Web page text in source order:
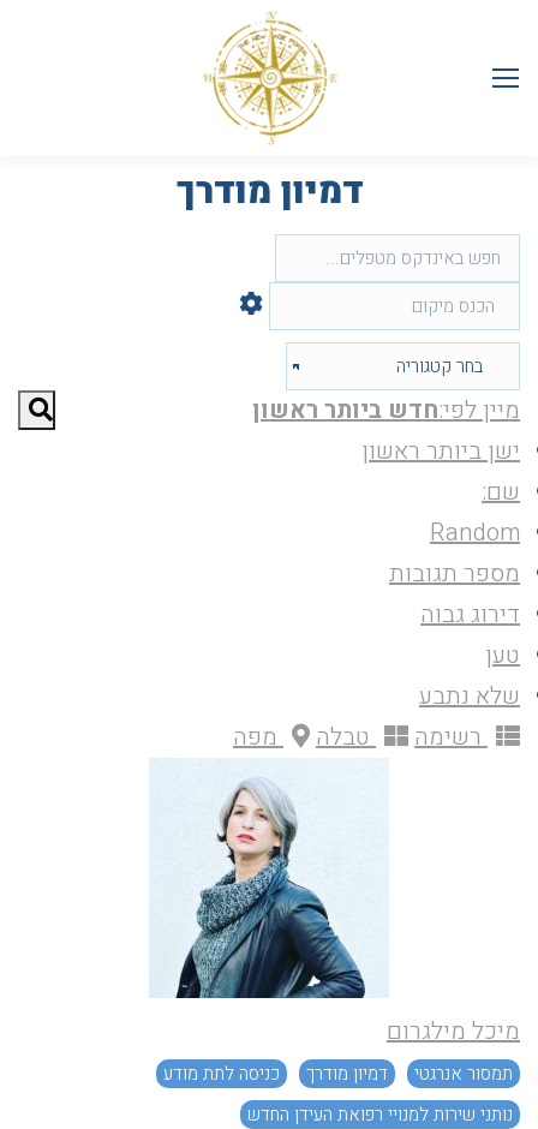
דמיון מודרך
מיין לפי:חדש ביותר ראשון
ישן ביותר ראשון
שם:
Random
מספר תגובות
דירוג גבוה
טען
שלא נתבע
רשימה
טבלה מפה
מיכל מילגרום
תמסור אנרגטי דמיון מודרך
כניסה לתת מודע
נותני שירות למנויי רפואת העידן החדש